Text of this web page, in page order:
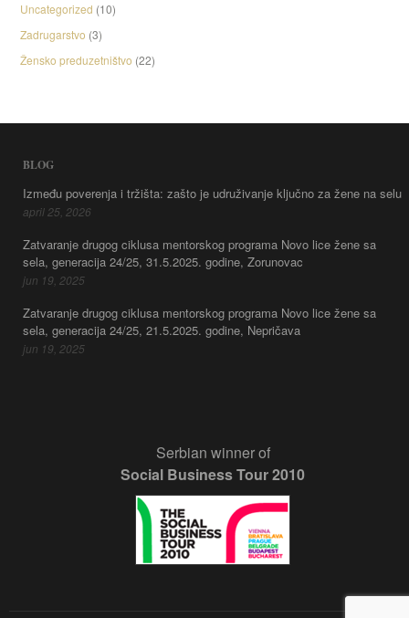
Uncategorized (10)
Zadrugarstvo (3)
Žensko preduzetništvo (22)
BLOG
Između poverenja i tržišta: zašto je udruživanje ključno za žene na selu
april 25, 2026
Zatvaranje drugog ciklusa mentorskog programa Novo lice žene sa
sela, generacija 24/25, 31.5.2025. godine, Zorunovac
jun 19, 2025
Zatvaranje drugog ciklusa mentorskog programa Novo lice žene sa
sela, generacija 24/25, 21.5.2025. godine, Nepričava
jun 19, 2025
Serbian winner of
Social Business Tour 2010